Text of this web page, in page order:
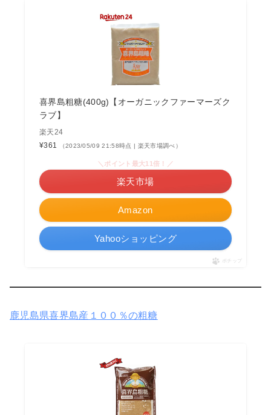
喜界島粗糖(400g)【オーガニックファーマーズク
ラブ】
楽天24
¥361
（2023/05/09 21:58時点 | 楽天市場調べ）
Amazon
＼ポイント最大11倍！／
楽天市場
Yahooショッピング
ポチップ
鹿児島県喜界島産１００％の粗糖